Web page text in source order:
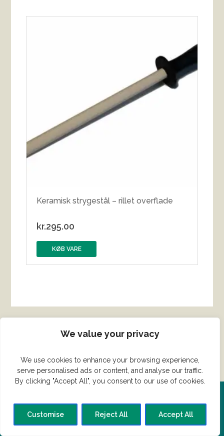
We value your privacy
We use cookies to enhance your browsing experience,
serve personalised ads or content, and analyse our traffic.
By clicking "Accept All", you consent to our use of cookies.
Customise Reject All Accept All
Keramisk strygestål – rillet overflade
kr.295.00
KØB VARE
Del din ret her!